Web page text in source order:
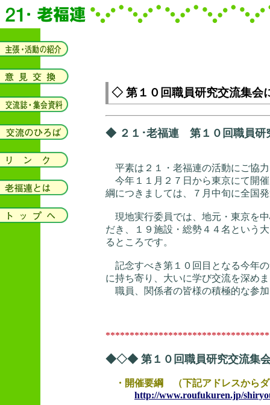
◇ 第１０回職員研究交流集
◆ ２１･老福連 第１０回職員研
平素は２１・老福連の活動にご協
今年１１月２７日から東京にて開
綱につきましては、７月中旬に全国
現地実行委員では、地元・東京を
だき、１９施設・総勢４４名という
るところです。
記念すべき第１０回目となる今年
に持ち寄り、大いに学び交流を深め
職員、関係者の皆様の積極的な参
◆◇◆ 第１０回職員研究交流
・開催要綱 （下記アドレスから
http://www.roufukuren.jp/